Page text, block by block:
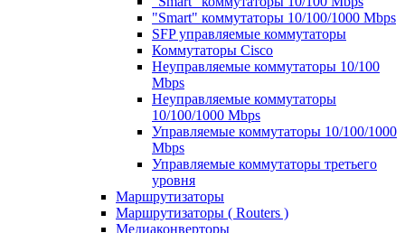
"Smart" коммутаторы 10/100/1000 Mbps
SFP управляемые коммутаторы
Коммутаторы Cisco
Неуправляемые коммутаторы 10/100
Mbps
Неуправляемые коммутаторы
10/100/1000 Mbps
Управляемые коммутаторы 10/100/1000
Mbps
Управляемые коммутаторы третьего
уровня
Маршрутизаторы
Маршрутизаторы ( Routers )
Медиаконверторы